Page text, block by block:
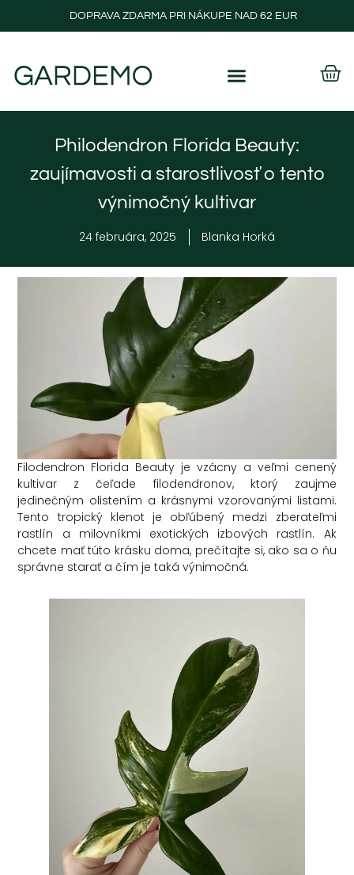
DOPRAVA ZDARMA PRI NÁKUPE NAD 62 EUR
Philodendron Florida Beauty:
zaujímavosti a starostlivosť o tento
výnimočný kultivar
24 februára, 2025 Blanka Horká
Filodendron Florida Beauty je vzácny a veľmi cenený
kultivar z čeľade filodendronov, ktorý zaujme
jedinečným olistením a krásnymi vzorovanými listami.
Tento tropický klenot je obľúbený medzi zberateľmi
rastlín a milovníkmi exotických izbových rastlín. Ak
chcete mať túto krásku doma, prečítajte si, ako sa o ňu
správne starať a čím je taká výnimočná.